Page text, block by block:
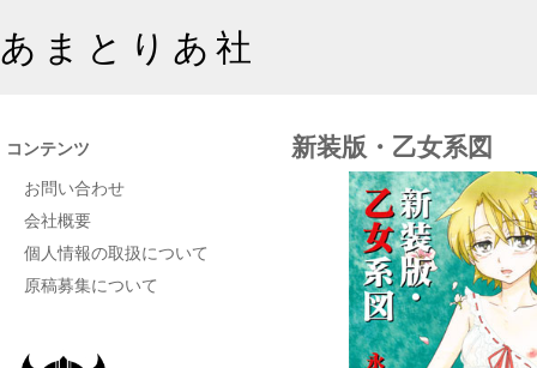
あまとりあ社
新装版・乙女系図
コンテンツ
お問い合わせ
会社概要
個人情報の取扱について
原稿募集について